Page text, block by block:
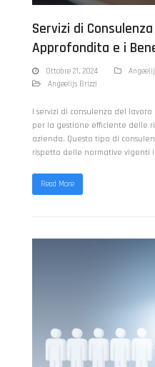
Servizi di
Approfondita e i
Ottobre 21, 2024
Angeelijs Brizzi
I servizi di consulenza del
per la gestione efficiente delle
azienda. Questo tipo di
rispetto delle normative vigenti
Read More